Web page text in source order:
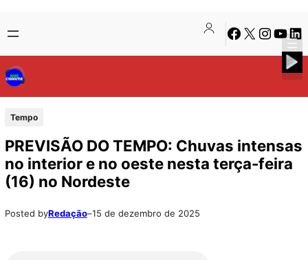
para
o
conteúdo
to
content
Facebook
X Instagram
Tempo
PREVISÃO DO TEMPO: Chuvas intensas
no interior e no oeste nesta terça-feira
(16) no Nordeste
Posted byRedação–15 de dezembro de 2025